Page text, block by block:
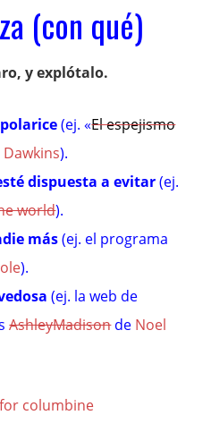
(con qué)
y explótalo.
(ej. «El espejismo
).
dispuesta a evitar(ej.
world).
más(ej. el programa
).
(ej. la web de
AshleyMadisonde Noel